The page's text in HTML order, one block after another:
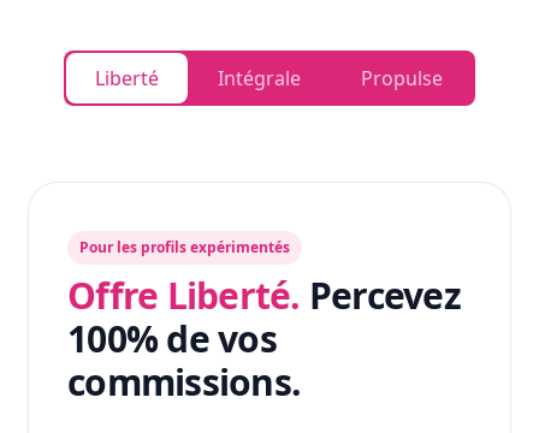
Liberté Intégrale Propulse
Pour les profils expérimentés
Offre Liberté. Percevez
100% de vos
commissions.